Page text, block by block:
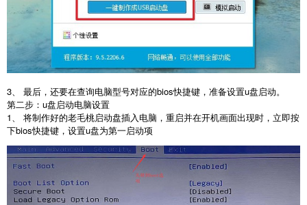
3、 最后，还要在查询电脑型号对应的bios快捷键，准备设置u盘启动。
第二步：u盘启动电脑设置
1、 将制作好的老毛桃启动盘插入电脑，重启并在开机画面出现时，立即按
下bios快捷键，设置u盘为第一启动项